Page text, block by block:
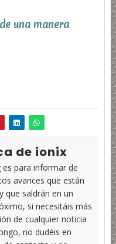
una manera
de ionix
es para informar de
avances que están
que saldrán en un
si necesitáis más
de cualquier noticia
no dudéis en